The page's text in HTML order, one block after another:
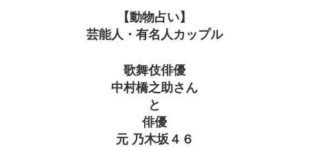
【動物占い】
芸能人・有名人カップル
歌舞伎俳優
中村橋之助さん
と
俳優
元 乃木坂４６